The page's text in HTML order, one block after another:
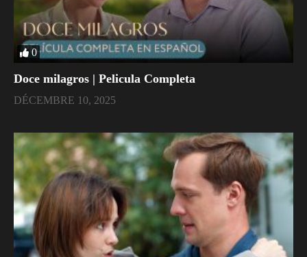
0
Doce milagros | Pelicula Completa
DÉCEMBRE 10, 2025